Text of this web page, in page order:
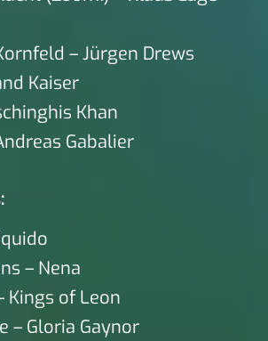
– Jürgen Drews
Kaiser
Khan
Gabalier
– Nena
Kings of Leon
– Gloria Gaynor